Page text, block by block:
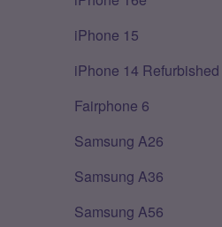
iPhone 15
iPhone 14 Refurbished
Fairphone 6
Samsung A26
Samsung A36
Samsung A56